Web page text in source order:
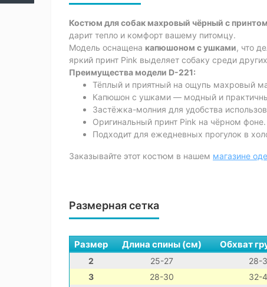
Костюм для собак махровый чёрный с
дарит тепло и комфорт вашему питомцу.
Модель оснащена капюшоном с ушками, что
яркий принт Pink выделяет собаку среди
Преимущества модели D-221:
Тёплый и приятный на ощупь махровый
Капюшон с ушками — модный и
Застёжка-молния для удобства
Оригинальный принт Pink на чёрном фоне.
Подходит для ежедневных прогулок в
Заказывайте этот костюм в нашем магазине
Размерная сетка
Размер Длина спины (см) Обхват
2 25-27 28-
3
28-30 32-